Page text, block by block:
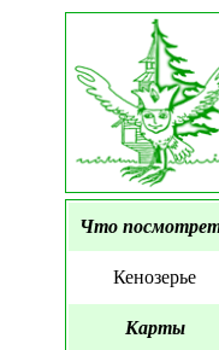
Что
Кенозерье
Карты